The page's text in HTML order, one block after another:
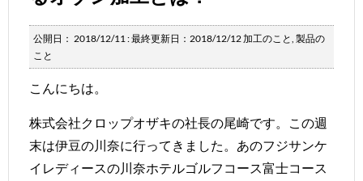
公開日： 2018/12/11: 最終更新日：2018/12/12加工のこと, 製品の
こと
こんにちは。
株式会社クロップオザキの社長の尾崎です。この週
末は伊豆の川奈に行ってきました。あのフジサンケ
イレディースの川奈ホテルゴルフコース富士コース